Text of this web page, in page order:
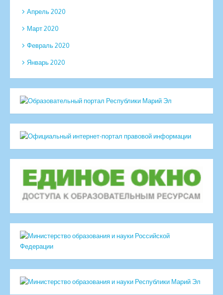
Апрель 2020
Март 2020
Февраль 2020
Январь 2020